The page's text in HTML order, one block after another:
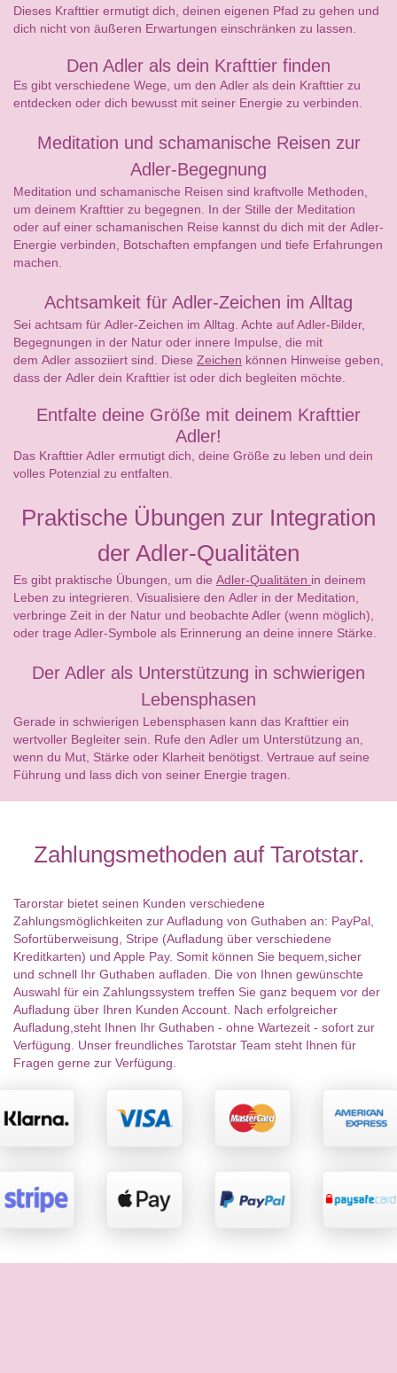
Dieses Krafttier ermutigt dich, deinen eigenen Pfad zu gehen und
dich nicht von äußeren Erwartungen einschränken zu lassen.
Den Adler als dein Krafttier finden
Es gibt verschiedene Wege, um den Adler als dein Krafttier zu
entdecken oder dich bewusst mit seiner Energie zu verbinden.
Meditation und schamanische Reisen zur
Adler-Begegnung
Meditation und schamanische Reisen sind kraftvolle Methoden,
um deinem Krafttier zu begegnen. In der Stille der Meditation
oder auf einer schamanischen Reise kannst du dich mit der Adler-
Energie verbinden, Botschaften empfangen und tiefe Erfahrungen
machen.
Achtsamkeit für Adler-Zeichen im Alltag
Sei achtsam für Adler-Zeichen im Alltag. Achte auf Adler-Bilder,
Begegnungen in der Natur oder innere Impulse, die mit
dem Adler assoziiert sind. Diese Zeichen können Hinweise geben,
dass der Adler dein Krafttier ist oder dich begleiten möchte.
Entfalte deine Größe mit deinem Krafttier
Adler!
Das Krafttier Adler ermutigt dich, deine Größe zu leben und dein
volles Potenzial zu entfalten.
Praktische Übungen zur Integration
der Adler-Qualitäten
Es gibt praktische Übungen, um die Adler-Qualitäten in deinem
Leben zu integrieren. Visualisiere den Adler in der Meditation,
verbringe Zeit in der Natur und beobachte Adler (wenn möglich),
oder trage Adler-Symbole als Erinnerung an deine innere Stärke.
Der Adler als Unterstützung in schwierigen
Lebensphasen
Gerade in schwierigen Lebensphasen kann das Krafttier ein
wertvoller Begleiter sein. Rufe den Adler um Unterstützung an,
wenn du Mut, Stärke oder Klarheit benötigst. Vertraue auf seine
Führung und lass dich von seiner Energie tragen.
Zahlungsmethoden auf Tarotstar.
Tarorstar bietet seinen Kunden verschiedene
Zahlungsmöglichkeiten zur Aufladung von Guthaben an: PayPal,
Sofortüberweisung, Stripe (Aufladung über verschiedene
Kreditkarten) und Apple Pay. Somit können Sie bequem,sicher
und schnell Ihr Guthaben aufladen. Die von Ihnen gewünschte
Auswahl für ein Zahlungssystem treffen Sie ganz bequem vor der
Aufladung über Ihren Kunden Account. Nach erfolgreicher
Aufladung,steht Ihnen Ihr Guthaben - ohne Wartezeit - sofort zur
Verfügung. Unser freundliches Tarotstar Team steht Ihnen für
Fragen gerne zur Verfügung.